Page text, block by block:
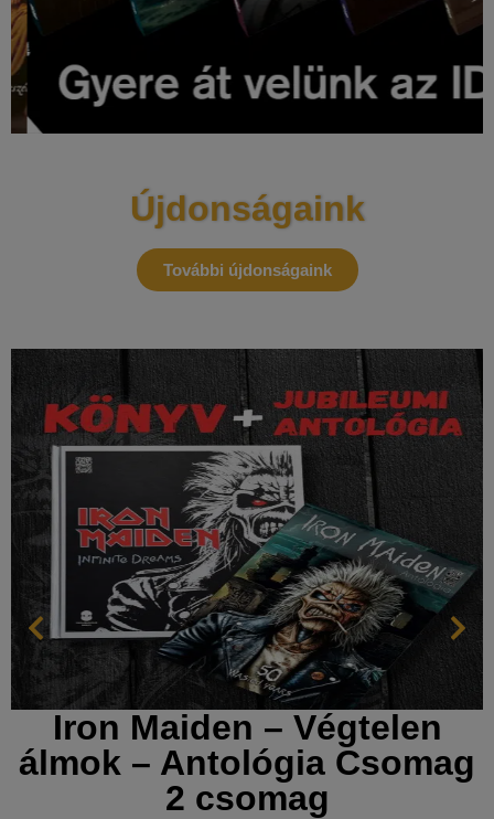
Újdonságaink
További újdonságaink
Iron Maiden – Végtelen
álmok – Antológia Csomag
2 csomag